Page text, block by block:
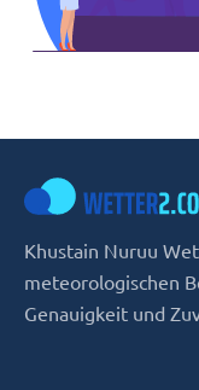
Khustain Nuruu
meteorologischen
Genauigkeit und